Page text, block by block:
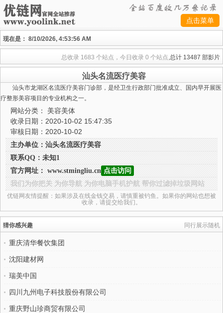
点击菜单
现在是： 8/10/2026, 4:53:56 AM
总收录 1683 个站点，今日收录 0 个站点,总计 13487 部影片
汕头名流医疗美容
汕头市龙湖区名流医疗美容门诊部，是经卫生行政部门批准成立、国内早开展医
疗整形美容项目的专业机构之一。
网站分类： 美容美体
收录日期：2020-10-02 15:47:35
审核日期：2020-10-02
主办单位：汕头名流医疗美容
联系QQ：未知1
官方网址： www.stmingliu.cn 点击访问
我们为你把关 为你导航 为你电脑手机护航 帮你过滤掉垃圾网站
优链网友情提醒：如果涉及在线金钱交易，请慎重被钓鱼。如果你的网站也想被
收录，请提交给我们。
同行展示随机
猜你感兴趣
重庆清华餐饮集团
沈阳建材网
瑞美中国
四川九州电子科技股份有限公司
重庆野山珍商贸有限公司